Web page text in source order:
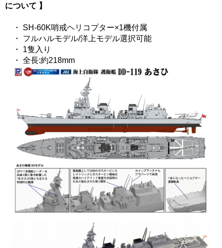
について 】
・ SH-60K哨戒ヘリコプター×1機付属
・ フルハルモデル/洋上モデル選択可能
・ 1隻入り
・ 全長:約218mm